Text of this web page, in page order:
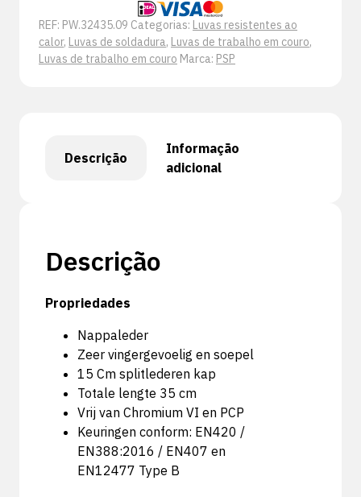
REF: PW.32435.09 Categorias: Luvas resistentes ao
calor, Luvas de soldadura, Luvas de trabalho em couro,
Luvas de trabalho em couro Marca: PSP
Descrição
Informação
adicional
Descrição
Propriedades
Nappaleder
Zeer vingergevoelig en soepel
15 Cm splitlederen kap
Totale lengte 35 cm
Vrij van Chromium VI en PCP
Keuringen conform: EN420 /
EN388:2016 / EN407 en
EN12477 Type B